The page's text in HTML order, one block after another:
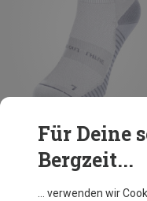
Du sparst 14%
Für Deine
Bergzeit...
… verwenden wir